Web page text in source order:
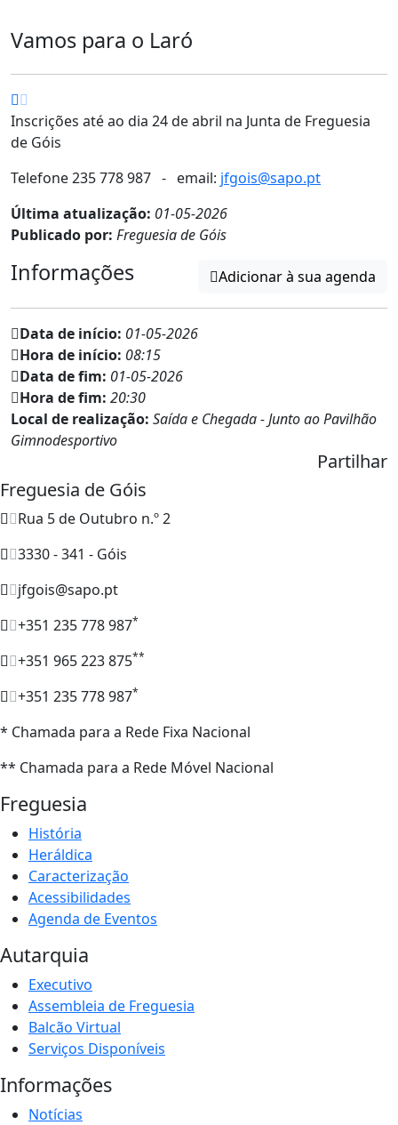
Vamos para o Laró
Inscrições até ao dia 24 de abril na Junta de Freguesia
de Góis
Telefone 235 778 987 - email: jfgois@sapo.pt
Última atualização: 01-05-2026
Publicado por: Freguesia de Góis
Informações Adicionar à sua agenda
Data de início: 01-05-2026
Hora de início: 08:15
Data de fim: 01-05-2026
Hora de fim: 20:30
Local de realização: Saída e Chegada - Junto ao Pavilhão
Gimnodesportivo
Partilhar
Freguesia de Góis
Rua 5 de Outubro n.º 2
3330 - 341 - Góis
jfgois@sapo.pt
+351 235 778 987*
+351 965 223 875**
+351 235 778 987*
* Chamada para a Rede Fixa Nacional
** Chamada para a Rede Móvel Nacional
Freguesia
História
Heráldica
Caracterização
Acessibilidades
Agenda de Eventos
Autarquia
Executivo
Assembleia de Freguesia
Balcão Virtual
Serviços Disponíveis
Informações
Notícias